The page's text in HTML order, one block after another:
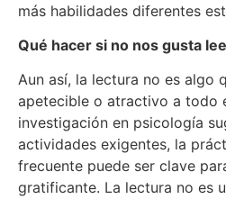
más habilidades diferentes
Qué hacer si no nos gusta
Aun así, la lectura no es algo
apetecible o atractivo a todo
investigación en psicología
actividades exigentes, la
frecuente puede ser clave
gratificante. La lectura no es